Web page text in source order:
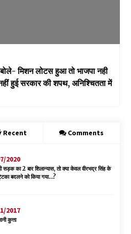
मिशन लोटस हुआ तो भाजपा नही
नहीं हुई सरकार की शपथ, अनिश्चितता में
Recent Comments
2020
सड़क का 2 बार शिलान्यास, तो क्या केवल वीरभद्र सिंह के
बदलने को किया गया…?
2017
कुत्ता